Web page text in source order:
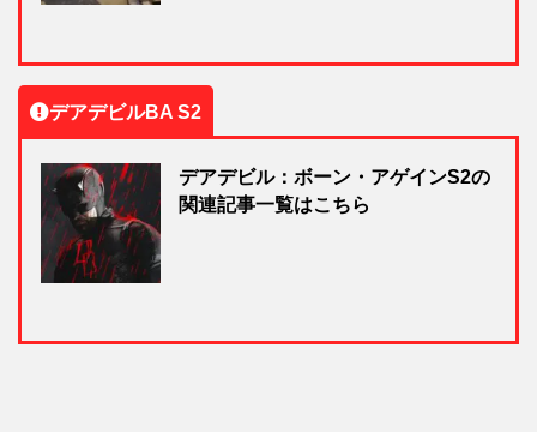
デアデビルBA S2
デアデビル：ボーン・アゲインS2の
関連記事一覧はこちら